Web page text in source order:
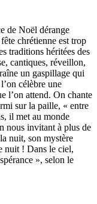
de Noël dérange
chrétienne est trop
traditions héritées des
cantiques, réveillon,
un gaspillage qui
célèbre une
l’on attend. On chante
sur la paille, « entre
il met au monde
nous invitant à plus de
nuit, son mystère
nuit ! Dans le ciel,
», selon le